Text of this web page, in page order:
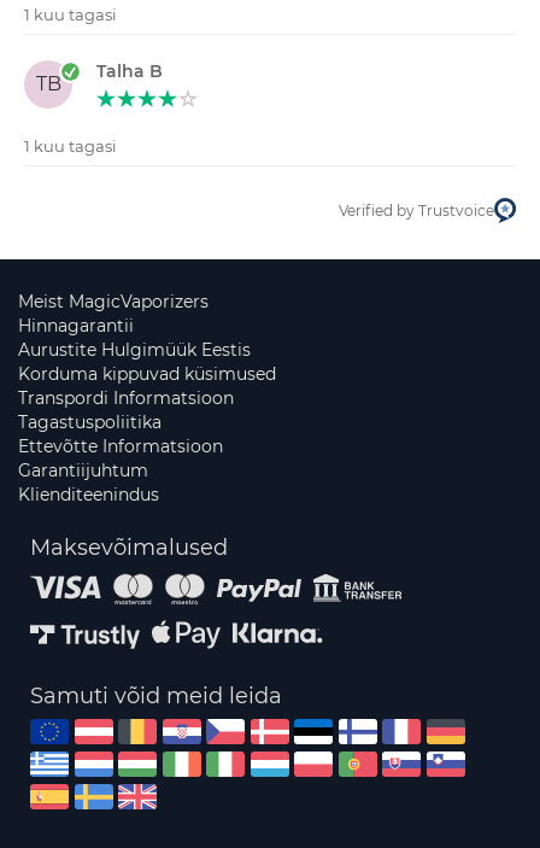
1 kuu tagasi
TB
Talha B
1 kuu tagasi
Verified by Trustvoice
Meist MagicVaporizers
Hinnagarantii
Aurustite Hulgimüük Eestis
Korduma kippuvad küsimused
Transpordi Informatsioon
Tagastuspoliitika
Ettevõtte Informatsioon
Garantiijuhtum
Klienditeenindus
Maksevõimalused
Samuti võid meid leida